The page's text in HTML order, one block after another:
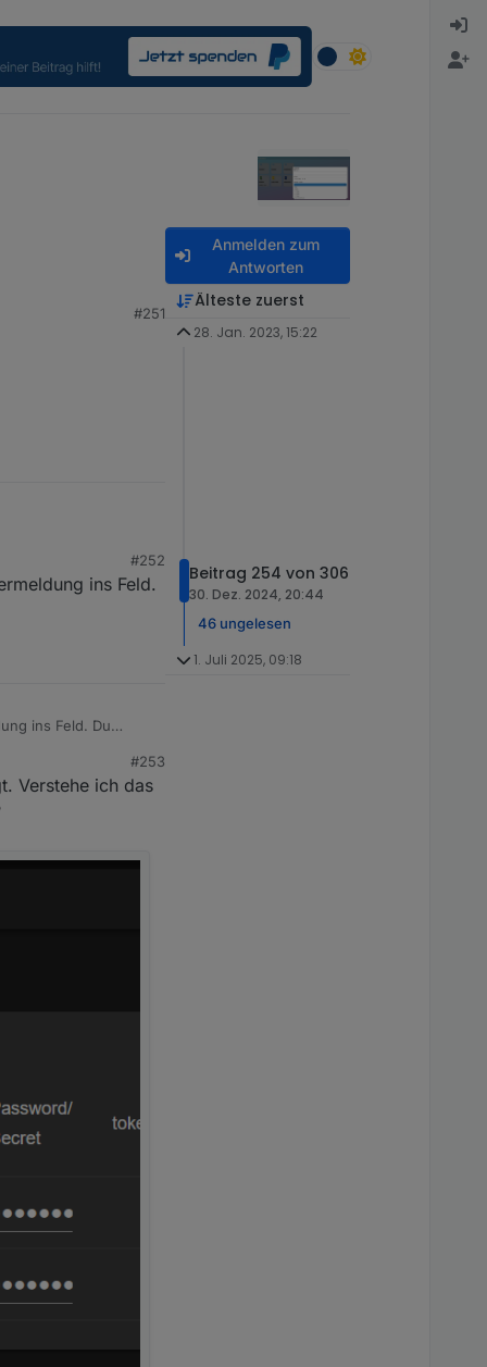
#251
#252
ins Feld.
ins Feld. Du
#253
Verstehe ich das
Anmelden zum
Antworten
Älteste zuerst
28. Jan. 2023, 15:22
Beitrag 254 von 306
30. Dez. 2024, 20:44
46 ungelesen
1. Juli 2025, 09:18